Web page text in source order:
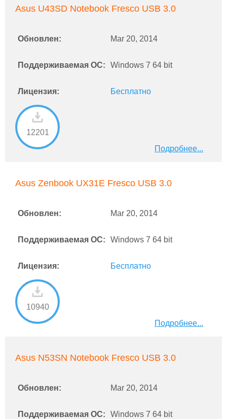
Asus U43SD Notebook Fresco USB 3.0
Обновлен: Mar 20, 2014
Поддерживаемая ОС: Windows 7 64 bit
Лицензия: Бесплатно
12201
Подробнее...
Asus Zenbook UX31E Fresco USB 3.0
Обновлен: Mar 20, 2014
Поддерживаемая ОС: Windows 7 64 bit
Лицензия: Бесплатно
10940
Подробнее...
Asus N53SN Notebook Fresco USB 3.0
Обновлен: Mar 20, 2014
Поддерживаемая ОС: Windows 7 64 bit